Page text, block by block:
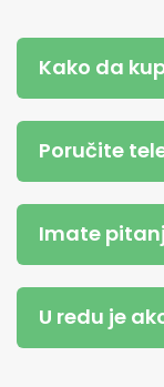
Kako da
Poručite
Imate
U redu je